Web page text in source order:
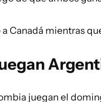
Canadá mientras
juegan el